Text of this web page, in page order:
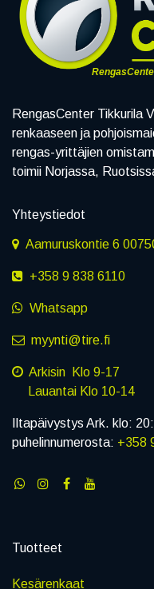
RengasCenter Tikkurila
renkaaseen ja
rengas-yrittäjien
toimii Norjassa,
Yhteystiedot
Aamuruskontie 6
+358 9 838 6110
Whatsapp
myynti@tire.fi
Arkisin Klo 9-17
Lauantai Klo 10-14
Iltapäivystys Ark. klo:
puhelinnumerosta: +358
Tuotteet
Kesärenkaat